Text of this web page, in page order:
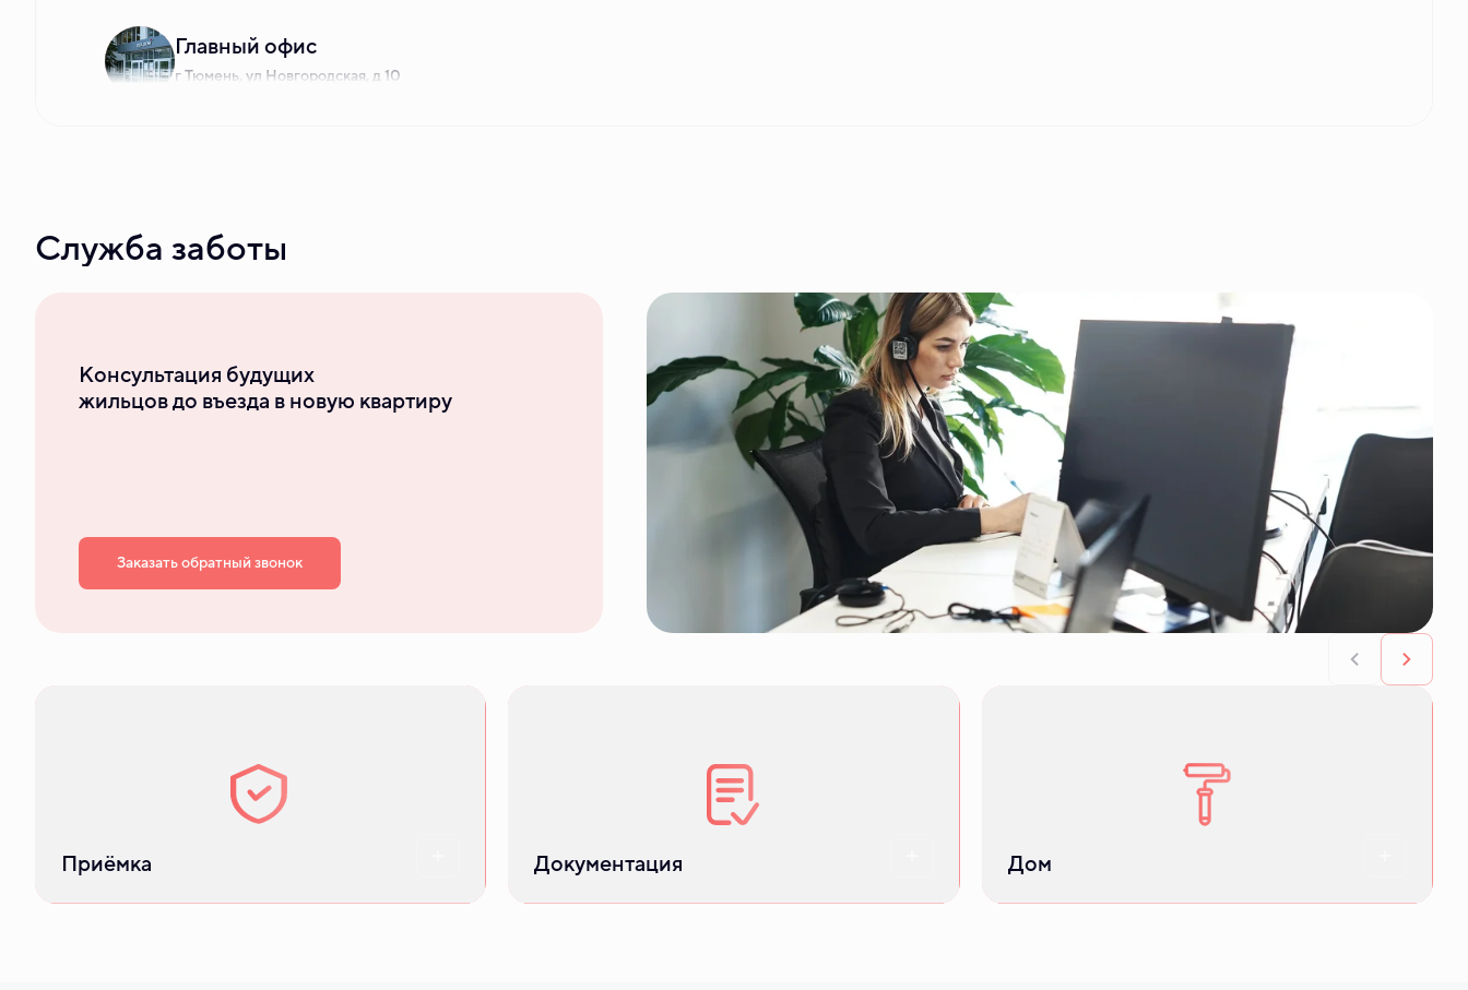
Главный офис
г Тюмень, ул Новгородская, д 10
Служба заботы
Консультация будущих
жильцов до въезда в новую квартиру
Заказать обратный звонок
Выдача ключей, работа с приёмщиком,
гарантийное обслуживание
Приёмка
Налоговый вычет, покупка и продажа
Документация
Отделка, внутридомовое оборудование
Дом